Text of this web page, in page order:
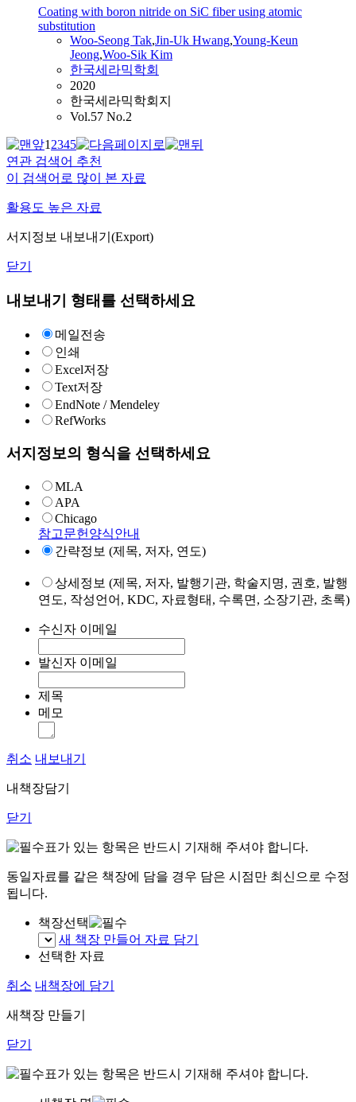
Coating with boron nitride on SiC fiber using atomic
substitution
Woo‑Seong Tak,Jin‑Uk Hwang,Young‑Keun
Jeong,Woo‑Sik Kim
한국세라믹학회
2020
한국세라믹학회지
Vol.57 No.2
12345
연관 검색어 추천
이 검색어로 많이 본 자료
활용도 높은 자료
서지정보 내보내기(Export)
닫기
내보내기 형태를 선택하세요
메일전송
인쇄
Excel저장
Text저장
EndNote / Mendeley
RefWorks
서지정보의 형식을 선택하세요
MLA
APA
Chicago
참고문헌양식안내
간략정보 (제목, 저자, 연도)
상세정보 (제목, 저자, 발행기관, 학술지명, 권호, 발행
연도, 작성언어, KDC, 자료형태, 수록면, 소장기관, 초록)
수신자 이메일
발신자 이메일
제목
메모
취소 내보내기
내책장담기
닫기
표가 있는 항목은 반드시 기재해 주셔야 합니다.
동일자료를 같은 책장에 담을 경우 담은 시점만 최신으로 수정
됩니다.
책장선택
새 책장 만들어 자료 담기
선택한 자료
취소 내책장에 담기
새책장 만들기
닫기
표가 있는 항목은 반드시 기재해 주셔야 합니다.